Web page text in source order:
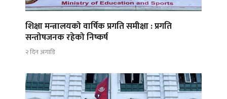
शिक्षा मन्त्रालयको वार्षिक प्रगति समीक्षा : प्रगति
सन्तोषजनक रहेको निष्कर्ष
२ दिन अगाडि